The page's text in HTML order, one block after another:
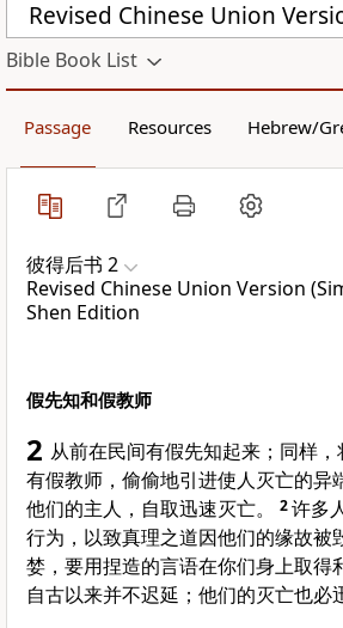
Bible Book List
Passage Resources Hebrew/
彼得后书 2
Revised Chinese Union Version
Shen Edition
假先知和假教师
2 从前在民间有假先知起来；同样
有假教师，偷偷地引进使人灭亡的异
他们的主人，自取迅速灭亡。
2许多
行为，以致真理之道因他们的缘故被
婪，要用捏造的言语在你们身上取得
自古以来并不迟延；他们的灭亡也必